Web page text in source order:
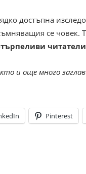
достъпна
се човек.
и още много
Pinterest